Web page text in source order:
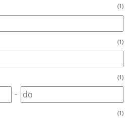
(1)
(1)
(1)
-
(1)